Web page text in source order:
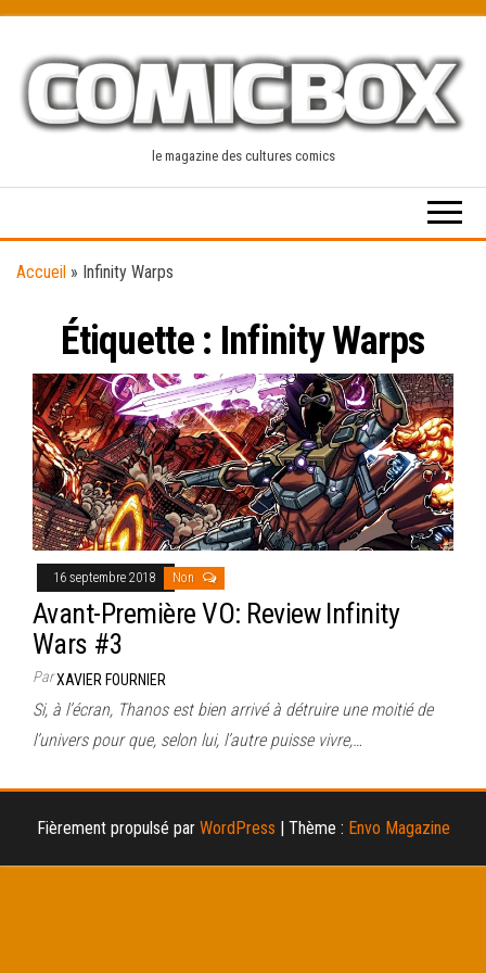
content
le magazine des cultures comics
Accueil » Infinity Warps
Étiquette : Infinity Warps
16 septembre 2018 Non
Avant-Première VO: Review Infinity
Wars #3
ParXAVIER FOURNIER
Si, à l’écran, Thanos est bien arrivé à détruire une moitié de
l’univers pour que, selon lui, l’autre puisse vivre,…
Fièrement propulsé par WordPress Thème : Envo Magazine